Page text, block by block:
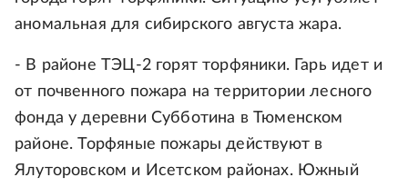
аномальная для сибирского августа жара.
- В районе ТЭЦ-2 горят торфяники. Гарь идет и
от почвенного пожара на территории лесного
фонда у деревни Субботина в Тюменском
районе. Торфяные пожары действуют в
Ялуторовском и Исетском районах. Южный